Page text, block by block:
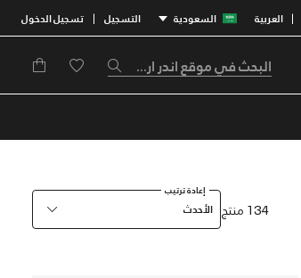
| العربية السعودية التسجيل | تسجيل الدخول
134 منتج
إعادة ترتيب
الأحدث